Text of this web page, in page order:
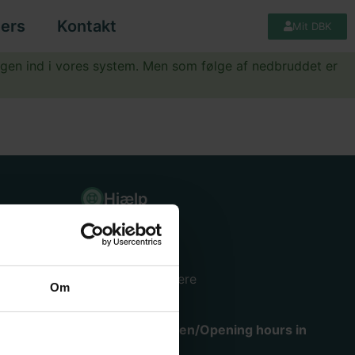
Om
Kontakt Mit DBK
ind i vores system. Men som følge af nedbruddet er
Hjælp
Mimersvej 4, 4600 Køge.
Se mere
Åbningstider i varemodtagelsen/Opening hours in